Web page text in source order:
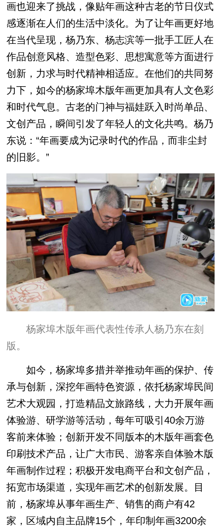
画也迎来了挑战，像贴年画这种古老的节日仪式
感逐渐在人们的生活中淡化。为了让年画更好地
在当代呈现，杨乃东、杨志滨等一批手工匠人在
作品创意风格、造型色彩、思想寓意等方面进行
创新， 力求与时代精神相适应。在他们的共同努
力下，如今的杨家埠木版年画更加具有人文色彩
和时代气息。古老的门神与福娃跃入时尚单品、
文创产品，瞬间引发了年轻人的文化共鸣。杨乃
东说：“年画要成为记录时代的作品，而非尘封
的旧影。”
杨家埠木版年画代表性传承人杨乃东在刻
版。
如今，杨家埠多措并举推动年画的保护、传
承与创新，深挖年画特色资源，依托杨家埠民间
艺术大观园，打造精品文旅路线，大力开展年画
体验游、研学游等活动，每年可吸引40余万游
客前来体验；创新开发不同版本的木版年画套色
印刷技术产品，让广大市民、游客亲自体验木版
年画制作过程；积极开发电商平台和文创产品，
拓宽市场渠道，实现年画艺术的创新发展。目
前，杨家埠从事年画生产、销售的商户有42
家，区域内自主品牌15个，年印制年画3200余